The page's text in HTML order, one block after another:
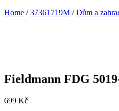
Home /37361719M /Dům a
Fieldmann FDG
699 Kč